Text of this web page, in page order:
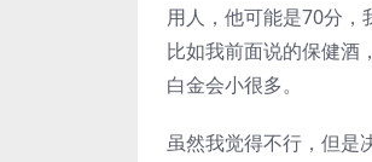
用人，他可能是70分，
比如我前面说的保健酒
白金会小很多。
虽然我觉得不行，但是